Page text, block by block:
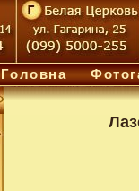
Головна